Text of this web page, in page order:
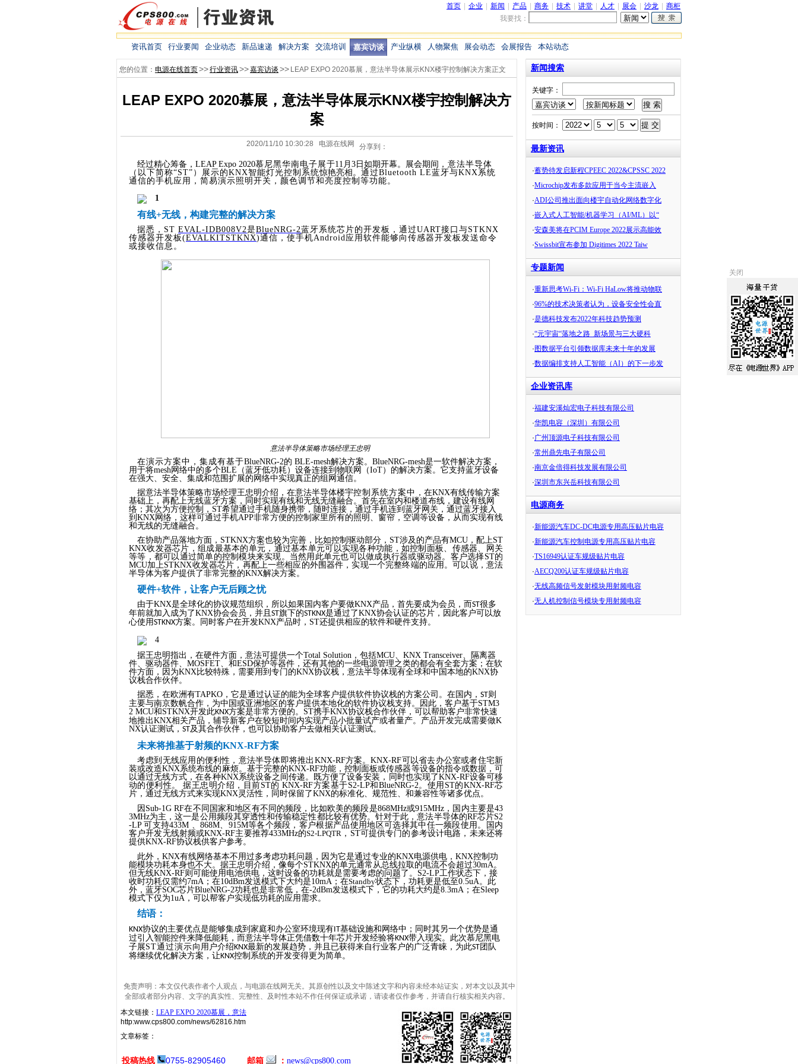
首页 企业 新闻 产品 商务 技术 讲堂 人才 展会 沙龙
商柜
我要找：
资讯首页 行业要闻 企业动态 新品速递 解决方案 交流培训 嘉宾访谈 产业纵横 人物聚焦 展会动态 会展报告 本站动态
您的位置： 电源在线首页>>行业资讯>>嘉宾访谈 >> LEAP EXPO 2020慕展，意法半导体展示KNX楼宇控制解决方案正文
LEAP EXPO 2020慕展，意法半导体展示KNX楼宇控制解决方
案
2020/11/10 10:30:28 电源在线网 分享到：
经过精心筹备， LEAP Expo 2020慕尼黑华南电子展于11 月 3 日如期开幕。展会期间 ，意法半导体
（以下简称“ST”）展示的KNX智能灯光控制系统惊艳亮相。 通过Bluetooth LE蓝牙与KNX系统
通信的手机应用，简易演示照明开关，颜色调节和亮度控制等功能。
有线+无线，构建完整的解决方案
据悉， ST EVAL-IDB008V2是BlueNRG-2蓝牙系统芯片的开发板，通过UART接口与STKNX
传感器开发板 (EVALKITSTKNX)通信，使手机Android应用软件能够向传感器开发板发送命令
或接收信息。
意法半导体策略市场经理王忠明
在演示方案中，集成有基于BlueNRG-2的 BLE-mesh解决方案。 BlueNRG-mesh是一软件解决方案，
用于将mesh网络中的多个BLE （蓝牙低功耗）设备连接到物联网（IoT）的解决方案。它支持蓝牙设备
在强大、安全、集成和范围扩展的网络中实现真正的组网通信。
据意法半导体策略市场经理王忠明介绍，在意法半导体楼宇控制系统方案中 ，在KNX有线传输方案
基础上，再配上无线蓝牙方案，同时实现有线和无线无缝融合。首先在室内和楼道布线，建设有线网
络；其次为方便控制， ST希望通过手机随身携带，随时连接，通过手机连到蓝牙网关，通过蓝牙接入
到 KNX网络，这样可通过手机APP非常方便的控制家里所有的照明、窗帘，空调等设备，从而实现有线
和无线的无缝融合。
在协助产品落地方面， STKNX方案也较为完善，比如控制驱动部分， ST涉及的产品有MCU ，配上ST
KNX收发器芯片，组成最基本的单元，通过基本单元可以实现各种功能，如控制面板、传感器、网关
等等，都可以通过简单的控制模块来实现。当然用此单元也可以做成执行器或驱动器。客户选择ST的
MCU加上STKNX收发器芯片，再配上一些相应的外围器件，实现一个完整终端的应用。可以说，意法
半导体为客户提供了非常完整的KNX解决方案。
硬件+软件，让客户无后顾之忧
由于KNX是全球化的协议规范组织， 所以如果 国内客户要做KNX产品，首先要成为会员， 而ST很多
年前就加入 成为了KNX协会会员，并且 ST旗下的STKNX是通过了KNX协会认证的芯片， 因此客户可以放
心使用STKNX方案 。 同时客户在开发KNX产品时， ST还提供相应的软件和硬件支持。
据王忠明指出，在硬件方面，意法可提供一个Total Solution ，包括MCU KNX Transceiver 、隔离器
件、驱动器件、 MOSFET 、和ESD保护等器件，还有其他的一些电源管理之类的都会有全套方案；在软
件方面，因为KNX比较特殊，需要用到专门的KNX协议栈，意法半导体现有全球和中国本地的KNX协
议栈合作伙伴。
据悉，在欧洲有TAPKO ，它是通过认证的能为全球客户提供软件协议栈的方案公司。 在 国内， ST则
主要与南京数帆合作，为中国或亚洲地区的客户提供本地化的软件协议栈支持。因此，客户基于STM3
2 MCU和 STKNX开发此KNX方案是非常方便的。 ST携手KNX协议栈合作伙伴，可以帮助客户非常快速
地推出KNX相关产品，辅导新客户在较短时间内实现产品小批量试产或者量产。产品开发完成需要做K
NX认证测试， ST及其合作伙伴， 也可以协助客户去做相关认证测试。
未来将推基于射频的KNX-RF方案
考虑到无线应用的便利性，意法半导体即将推出 KNX-RF方案。KNX-RF可以省去办公室或者住宅新
装或改造KNX系统布线的麻烦。基于完整的KNX-RF功能，控制面板或传感器等设备的指令或数据，可
以通过无线方式，在各种KNX系统设备之间传递。既方便了设备安装，同时也实现了KNX-RF设备可移
动的便利性。 据王忠明介绍，目前ST的 KNX-RF方案基于S2-LP和 BlueNRG-2。使用 ST的KNX-RF芯
片，通过无线方式来实现KNX灵活性，同时保留了KNX的标准化、规范性、和兼容性等诸多优点。
因 Sub-1G RF在不同国家和地区有不同的频段， 比如欧美的频段是868MHz或915MHz ，国内主要是43
3MHz为主，这一是公用频段其穿透性和传输稳定性都比较有优势。针对于此，意法半导体的RF芯片S2
-LP可支持433M 868M、 915M等各个频段，客户根据产品使用地区可选择其中任一频段使用。国内
客户开发无线射频或KNX-RF主要推荐433MHz的S2-LPQTR ， ST可提供专门的参考设计电路，未来还将
提供KNX-RF协议栈供客户参考。
此外， KNX有线网络基本不用过多考虑功耗问题，因为它是通过专业的KNX电源供电， KNX控制功
能模块功耗本身也不大。据王忠明介绍，像每个STKNX的单元通常从总线拉取的电流不会超过30mA 。
但无线KNX-RF则可能使用电池供电，这时设备的功耗就是需要考虑的问题了。 S2-LP工作状态下，接
收时功耗仅需约7mA ；在10dBm发送模式下大约是10mA ；在Standby状态下，功耗更是低至0.5uA 。此
外，蓝牙SOC芯片BlueNRG-2功耗也是非常低，在-2dBm发送模式下，它的功耗大约是8.3mA ；在Sleep
模式下仅为1uA ，可以帮客户实现低功耗的应用需求。
结语：
KNX协议的主要优点是能够集成到家庭和办公室环境现有 IT基础设施和网络中；同时其另一个优势是通
过引
入智能控件来降低能耗，而意法半导体正凭借数十年芯片开发经验将KNX带入现实。 此次慕尼黑电
子展ST通过演示向用户介绍 KNX最新的发展趋势，并且已获得来自行业客户的广泛青睐，为此ST团队
将继续优化解决方案，让 KNX控制系统的开发变得更为简单。
免责声明：本文仅代表作者个人观点，与电源在线网无关。其原创性以及文中陈述文字和内容未经本站证实，对本文以及其中
全部或者部分内容、文字的真实性、完整性、及时性本站不作任何保证或承诺，请读者仅作参考，并请自行核实相关内容。
本文链接： LEAP EXPO 2020慕展，意法
http:www.cps800.com/news/62816.htm
文章标签：
投稿热线 0755-82905460 邮箱 ： news@cps800.com
新闻搜索
关键字：
按时间：
最新资讯
·蓄势待发启新程CPEEC 2022&CPSSC 2022
·Microchip发布多款应用于当今主流嵌入
·ADI公司推出面向楼宇自动化网络数字化
·嵌入式人工智能/机器学习（AI/ML）以“
·安森美将在PCIM Europe 2022展示高能效
·Swissbit宣布参加 Digitimes 2022 Taiw
专题新闻
·重新思考Wi-Fi：Wi-Fi HaLow将推动物联
·96%的技术决策者认为，设备安全性会直
·是德科技发布2022年科技趋势预测
·“元宇宙“落地之路_新场景与三大硬科
· 图数据平台引领数据库未来十年的发展
·数据编排支持人工智能（AI）的下一步发
企业资讯库
·福建安溪灿宏电子科技有限公司
·华凯电容（深圳）有限公司
·广州顶源电子科技有限公司
·常州鼎先电子有限公司
·南京金倍得科技发展有限公司
·深圳市东兴岳科技有限公司
电源商务
·新能源汽车DC-DC电源专用高压贴片电容
·新能源汽车控制电源专用高压贴片电容
·TS16949认证车规级贴片电容
·AECQ200认证车规级贴片电容
·无线高频信号发射模块用射频电容
·无人机控制信号模块专用射频电容
关闭